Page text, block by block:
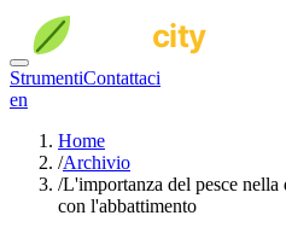
StrumentiContattaci
en
Home
/Archivio
/L'importanza del pesce
con l'abbattimento